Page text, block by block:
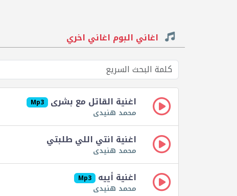
اغاني البوم اغاني اخري
اغنية القاتل مع بشرى Mp3
محمد هنيدى
اغنية انتي اللي طلبتي
محمد هنيدى
اغنية أييه Mp3
محمد هنيدى